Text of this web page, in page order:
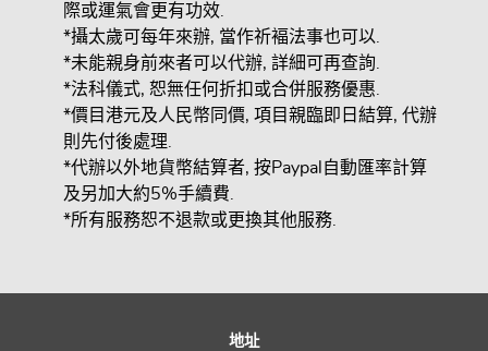
際或運氣會更有功效.
*攝太歲可每年來辦, 當作祈褔法事也可以.
*未能親身前來者可以代辦, 詳細可再查詢.
*法科儀式, 恕無任何折扣或合併服務優惠.
*價目港元及人民幣同價, 項目親臨即日結算, 代辦
則先付後處理.
*代辦以外地貨幣結算者, 按Paypal自動匯率計算
及另加大約5%手續費.
*所有服務恕不退款或更換其他服務.
地址